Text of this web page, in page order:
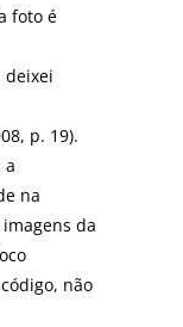
foto é
deixei
p. 19).
a
na
da
não